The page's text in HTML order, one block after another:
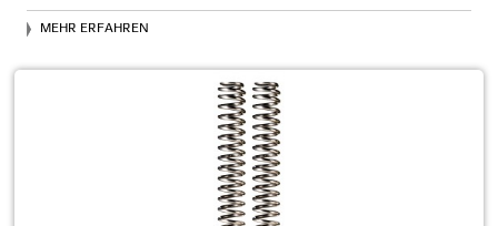
MEHR ERFAHREN